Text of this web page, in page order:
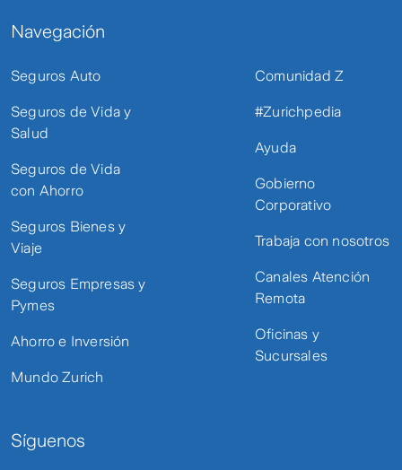
Navegación
Seguros Auto
Seguros de Vida y
Salud
Seguros de Vida
con Ahorro
Seguros Bienes y
Viaje
Seguros Empresas y
Pymes
Ahorro e Inversión
Mundo Zurich
Comunidad Z
#Zurichpedia
Ayuda
Gobierno
Corporativo
Trabaja con nosotros
Canales Atención
Remota
Oficinas y
Sucursales
Síguenos